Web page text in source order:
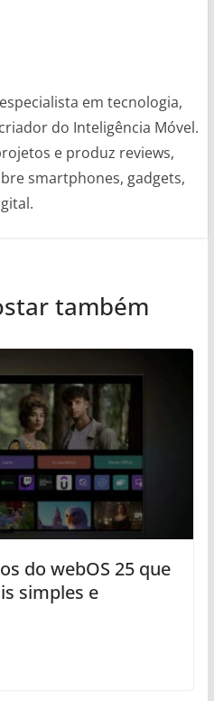
em tecnologia,
do Inteligência Móvel.
e produz reviews,
smartphones, gadgets,
também
do webOS 25 que
simples e